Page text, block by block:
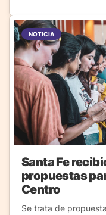
NOTICIA
Santa Fe
propuestas
Centro
Se trata de